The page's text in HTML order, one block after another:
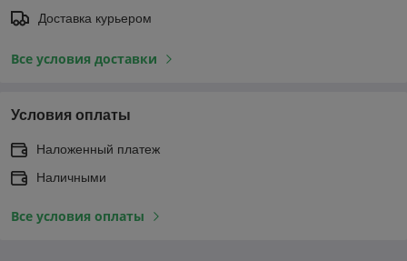
Доставка курьером
Все условия доставки
Условия оплаты
Наложенный платеж
Наличными
Все условия оплаты